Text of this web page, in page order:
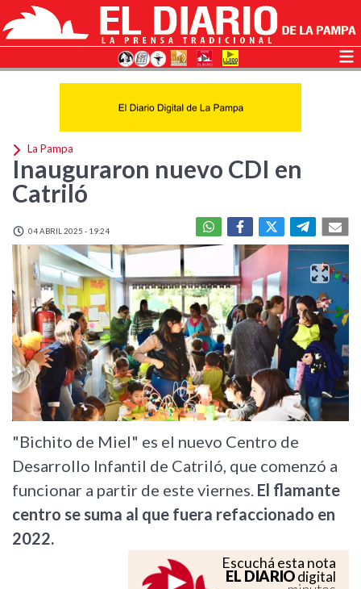
La Pampa
Inauguraron nuevo CDI en
Catriló
04 ABRIL 2025 - 19:24
"Bichito de Miel" es el nuevo Centro de
Desarrollo Infantil de Catriló, que comenzó a
funcionar a partir de este viernes. El flamante
centro se suma al que fuera refaccionado en
2022.
Escuchá esta nota
EL DIARIOdigital